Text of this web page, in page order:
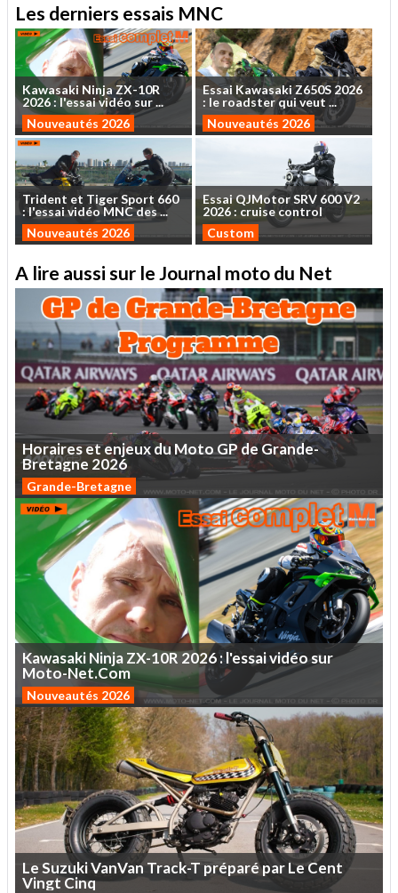
Les derniers essais MNC
Kawasaki NinjaZX-10R
2026: l'essaividéo sur...
Nouveautés 2026
Essai Kawasaki Z650S 2026
: le roadsterquiveut ...
Nouveautés 2026
Trident et TigerSport 660
: l'essaividéo MNCdes...
Nouveautés 2026
EssaiQJMotorSRV 600V2
2026 : cruise control
Custom
A lire aussi sur le Journal moto du Net
HorairesetenjeuxduMotoGPdeGrande-
Bretagne 2026
Grande-Bretagne
KawasakiNinjaZX-10R2026:l'essaividéosur
Moto-Net.Com
Nouveautés 2026
LeSuzukiVanVanTrack-TpréparéparLeCent
Vingt Cinq